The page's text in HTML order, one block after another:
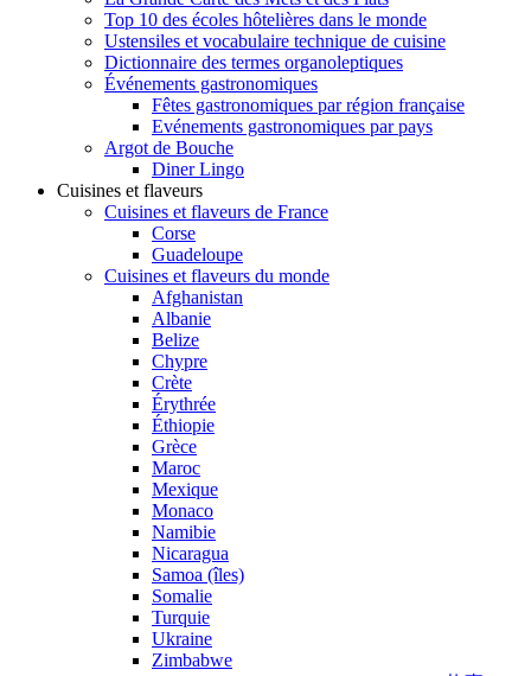
Top 10 des écoles hôtelières dans le monde
Ustensiles et vocabulaire technique de cuisine
Dictionnaire des termes organoleptiques
Événements gastronomiques
Fêtes gastronomiques par région française
Evénements gastronomiques par pays
Argot de Bouche
Diner Lingo
Cuisines et flaveurs
Cuisines et flaveurs de France
Corse
Guadeloupe
Cuisines et flaveurs du monde
Afghanistan
Albanie
Belize
Chypre
Crète
Érythrée
Éthiopie
Grèce
Maroc
Mexique
Monaco
Namibie
Nicaragua
Samoa (îles)
Somalie
Turquie
Ukraine
Zimbabwe